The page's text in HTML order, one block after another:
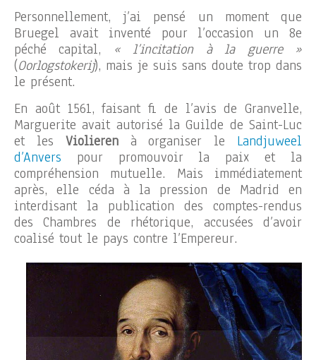
Personnellement, j’ai pensé un moment que
Bruegel avait inventé pour l’occasion un 8e
péché capital, « l’incitation à la guerre »
(Oorlogstokerij), mais je suis sans doute trop dans
le présent.
En août 1561, faisant fi de l’avis de Granvelle,
Marguerite avait autorisé la Guilde de Saint-Luc
et les Violieren à organiser le Landjuweel
d’Anvers pour promouvoir la paix et la
compréhension mutuelle. Mais immédiatement
après, elle céda à la pression de Madrid en
interdisant la publication des comptes-rendus
des Chambres de rhétorique, accusées d’avoir
coalisé tout le pays contre l’Empereur.